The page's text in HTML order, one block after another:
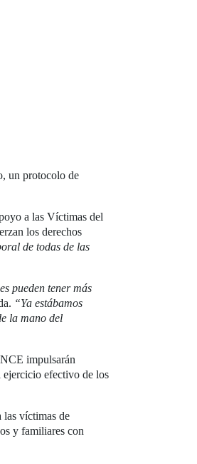
un protocolo de
a las Víctimas del
los derechos
de todas de las
pueden tener más
“Ya estábamos
la mano del
impulsarán
ejercicio efectivo de los
las víctimas de
y familiares con